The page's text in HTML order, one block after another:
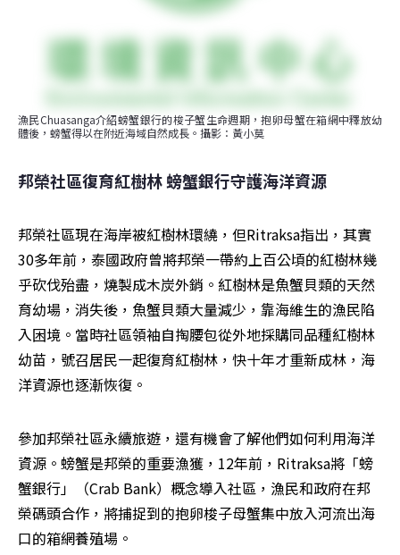
漁民Chuasanga介紹螃蟹銀行的梭子蟹生命週期，抱卵母蟹在箱網中釋放幼
體後，螃蟹得以在附近海域自然成長。攝影：黃小莫
邦榮社區復育紅樹林 螃蟹銀行守護海洋資源
邦榮社區現在海岸被紅樹林環繞，但Ritraksa指出，其實
30多年前，泰國政府曾將邦榮一帶約上百公頃的紅樹林幾
乎砍伐殆盡，燒製成木炭外銷。紅樹林是魚蟹貝類的天然
育幼場，消失後，魚蟹貝類大量減少，靠海維生的漁民陷
入困境。當時社區領袖自掏腰包從外地採購同品種紅樹林
幼苗，號召居民一起復育紅樹林，快十年才重新成林，海
洋資源也逐漸恢復。
參加邦榮社區永續旅遊，還有機會了解他們如何利用海洋
資源。螃蟹是邦榮的重要漁獲，12年前，Ritraksa將「螃
蟹銀行」（Crab Bank）概念導入社區，漁民和政府在邦
榮碼頭合作，將捕捉到的抱卵梭子母蟹集中放入河流出海
口的箱網養殖場。